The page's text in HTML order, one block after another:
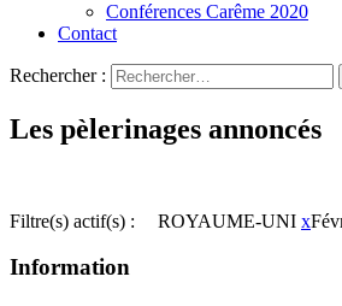
Conférences Carême 2020
Contact
Rechercher :
Les pèlerinages annoncés
Filtre(s) actif(s) : ROYAUME-UNI x
Information